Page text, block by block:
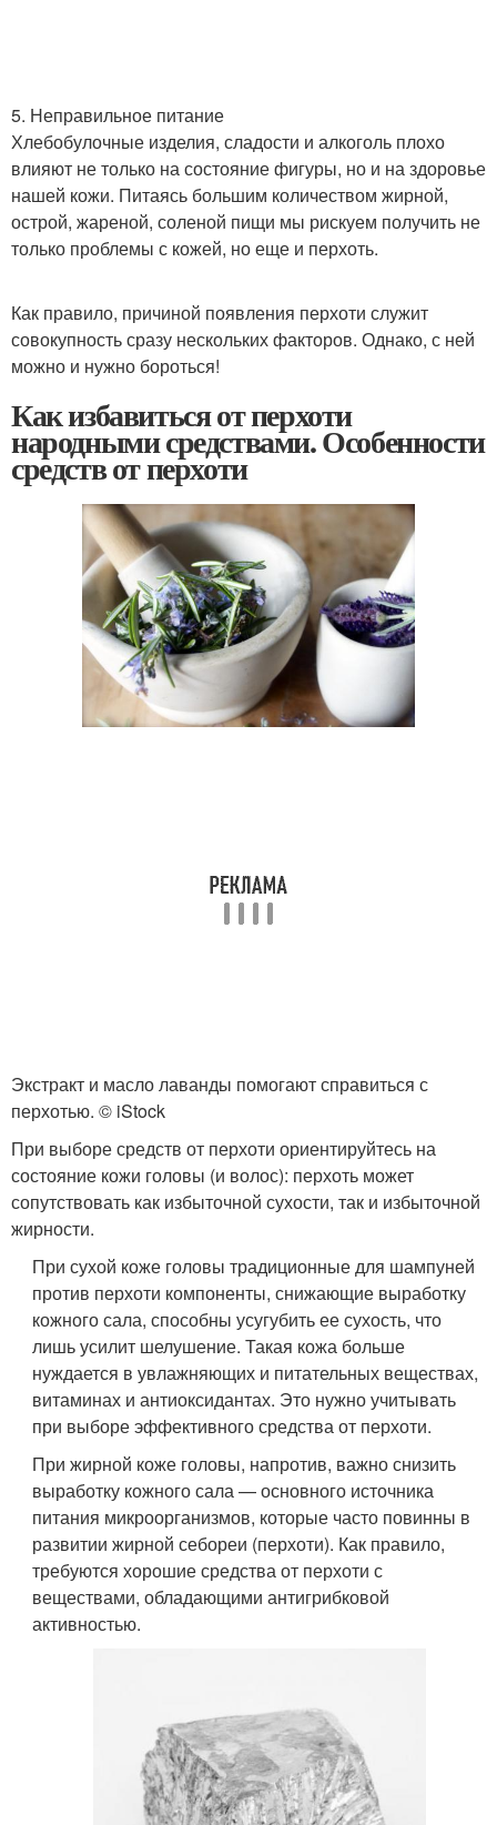
5. Неправильное питание
Хлебобулочные изделия, сладости и алкоголь плохо
влияют не только на состояние фигуры, но и на здоровье
нашей кожи. Питаясь большим количеством жирной,
острой, жареной, соленой пищи мы рискуем получить не
только проблемы с кожей, но еще и перхоть.
Как правило, причиной появления перхоти служит
совокупность сразу нескольких факторов. Однако, с ней
можно и нужно бороться!
Как избавиться от перхоти
народными средствами. Особенности
средств от перхоти
Экстракт и масло лаванды помогают справиться с
перхотью. © iStock
При выборе средств от перхоти ориентируйтесь на
состояние кожи головы (и волос): перхоть может
сопутствовать как избыточной сухости, так и избыточной
жирности.
При сухой коже головы традиционные для шампуней
против перхоти компоненты, снижающие выработку
кожного сала, способны усугубить ее сухость, что
лишь усилит шелушение. Такая кожа больше
нуждается в увлажняющих и питательных веществах,
витаминах и антиоксидантах. Это нужно учитывать
при выборе эффективного средства от перхоти.
При жирной коже головы, напротив, важно снизить
выработку кожного сала — основного источника
питания микроорганизмов, которые часто повинны в
развитии жирной себореи (перхоти). Как правило,
требуются хорошие средства от перхоти с
веществами, обладающими антигрибковой
активностью.